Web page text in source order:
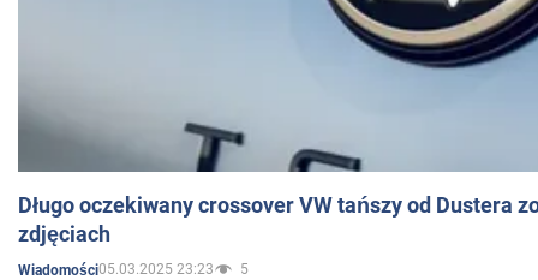
Długo oczekiwany crossover VW tańszy od Dustera
zdjęciach
Wiadomości05.03.2025 23:23 5